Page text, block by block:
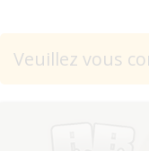
Veuillez vous